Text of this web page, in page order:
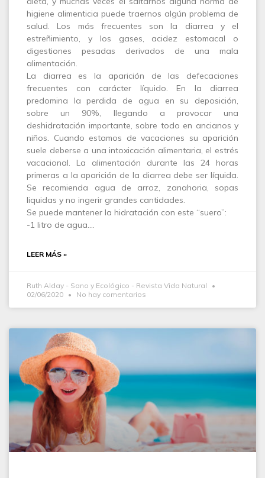
higiene alimenticia puede traernos algún problema de
salud. Los más frecuentes son la diarrea y el
estreñimiento, y los gases, acidez estomacal o
digestiones pesadas derivados de una mala
alimentación.
La diarrea es la aparición de las defecaciones
frecuentes con carácter líquido. En la diarrea
predomina la perdida de agua en su deposición,
sobre un 90%, llegando a provocar una
deshidratación importante, sobre todo en ancianos y
niños. Cuando estamos de vacaciones su aparición
suele deberse a una intoxicación alimentaria, el estrés
vacacional. La alimentación durante las 24 horas
primeras a la aparición de la diarrea debe ser líquida.
Se recomienda agua de arroz, zanahoria, sopas
liquidas y no ingerir grandes cantidades.
Se puede mantener la hidratación con este “suero”:
-1 litro de agua.…
LEER MÁS »
Ruth Alday - Sano y Ecológico - Revista Vida Natural
02/06/2020
No hay comentarios